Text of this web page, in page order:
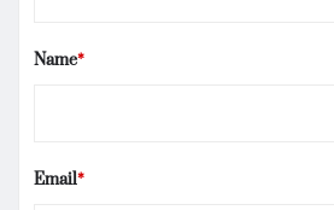
Name*
Email*